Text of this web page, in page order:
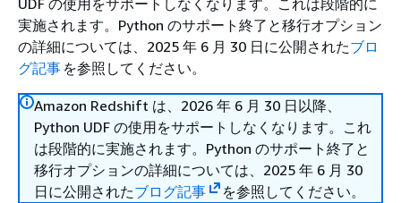
UDF の使用をサポートしなくなります。これは段階的に
実施されます。Python のサポート終了と移行オプション
の詳細については、2025 年 6 月 30 日に公開されたブロ
グ記事 を参照してください。
Amazon Redshift は、2026 年 6 月 30 日以降、
Python UDF の使用をサポートしなくなります。これ
は段階的に実施されます。Python のサポート終了と
移行オプションの詳細については、2025 年 6 月 30
日に公開されたブログ記事 を参照してください。